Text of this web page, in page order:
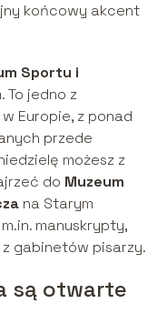
końcowy akcent
Sportu i
To jedno z
Europie, z ponad
przede
możesz z
do Muzeum
na Starym
manuskrypty,
gabinetów pisarzy.
są otwarte